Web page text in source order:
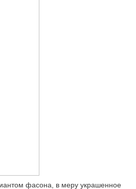
фасона, в меру украшенное